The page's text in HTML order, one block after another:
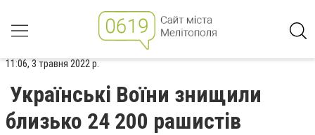
11:06, 3 травня 2022 р.
Українські Воїни знищили
близько 24 200 рашистів